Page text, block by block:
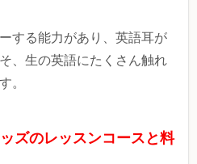
する能力があり、英語耳が
、生の英語にたくさん触れ
。
ズのレッスンコースと料